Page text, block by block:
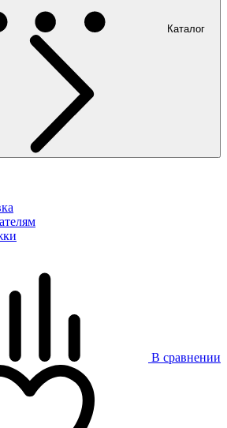
Каталог
В сравнении